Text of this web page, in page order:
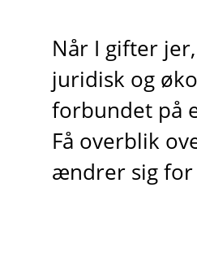
Når I gifter
juridisk og
forbundet på
Få overblik
ændrer sig for